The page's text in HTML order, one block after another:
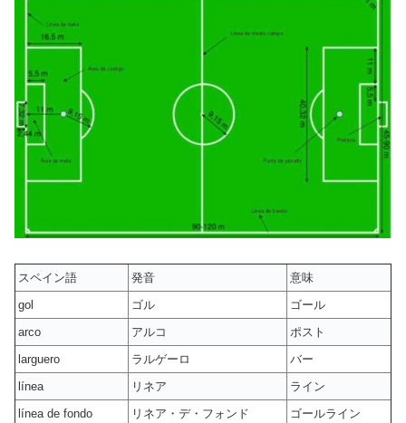
スペイン語 発音
意味
gol
ゴル
ゴール
arco
アルコ
ポスト
larguero
ラルゲーロ
バー
línea
リネア
ライン
línea de fondo
リネア・デ・フォンド
ゴールライン